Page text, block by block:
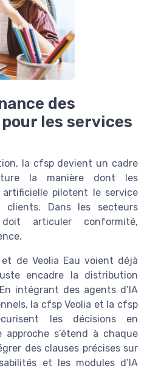
des
les services
la cfsp devient un cadre
la manière dont les
artificielle pilotent le service
Dans les secteurs
articuler conformité,
de Veolia Eau voient déjà
encadre la distribution
intégrant des agents d’IA
la cfsp Veolia et la cfsp
les décisions en
s’étend à chaque
des clauses précises sur
et les modules d’IA